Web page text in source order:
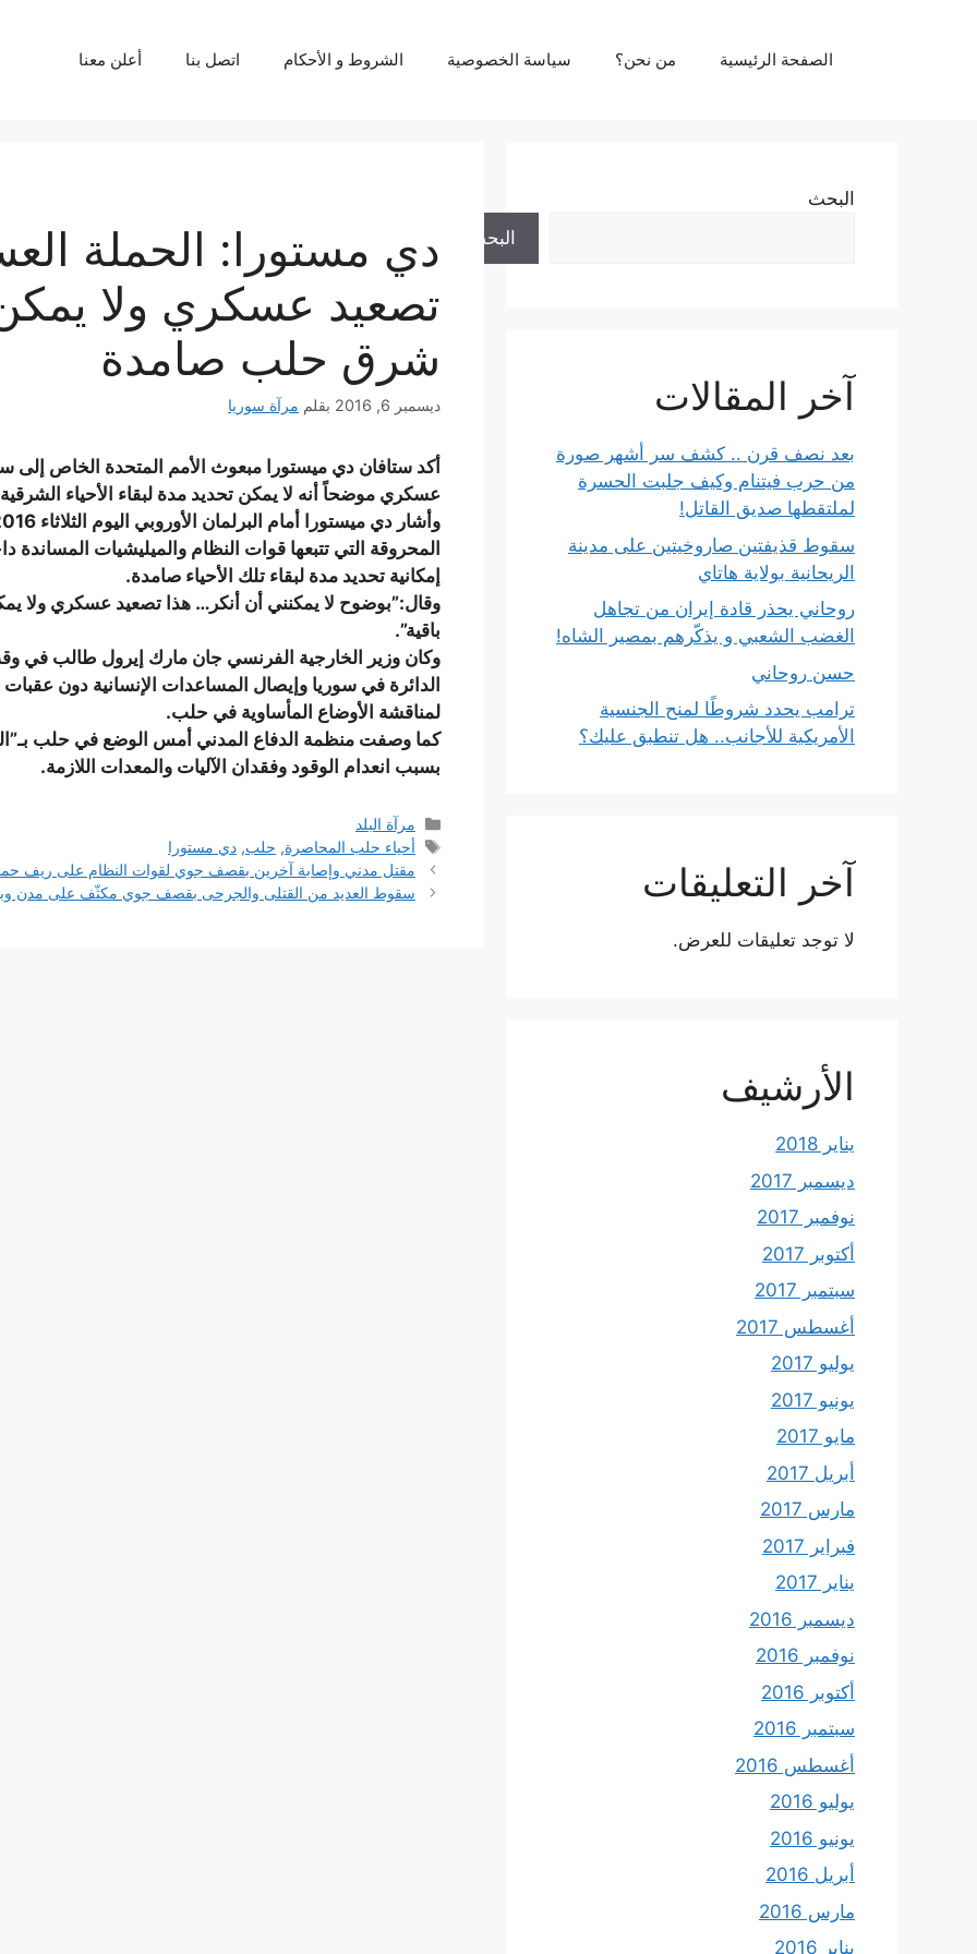
الصفحة الرئيسية من نحن؟ سياسة الخصوصية الشروط و الأحكام اتصل بنا أعلن معنا
دي مستورا: الحملة
تصعيد عسكري ولا
شرق حلب صامدة
ديسمبر 6, 2016 بقلم مرآة سوريا
أكد ستافان دي ميستورا مبعوث الأمم المتحدة الخاص
عسكري موضحاً أنه لا يمكن تحديد مدة لبقاء الأحياء
المحروقة التي تتبعها قوات النظام والميليشيات المساندة
إمكانية تحديد مدة لبقاء تلك الأحياء صامدة.
وقال:”بوضوح لا يمكنني أن أنكر… هذا تصعيد عسكري
باقية”.
وكان وزير الخارجية الفرنسي جان مارك إيرول طالب في
الدائرة في سوريا وإيصال المساعدات الإنسانية دون
لمناقشة الأوضاع المأساوية في حلب.
كما وصفت منظمة الدفاع المدني أمس الوضع في حلب
بسبب انعدام الوقود وفقدان الآليات والمعدات اللازمة.
التصنيفات
مرآة البلد
الوسوم
أحياء حلب المحاصرة, حلب,دي مستورا
مقتل مدني وإصابة آخرين بقصف جوي لقوات النظام على ريف
سقوط العديد من القتلى والجرحى بقصف جوي مكثّف على مدن
البحث
البحث
آخر المقالات
بعد نصف قرن .. كشف سر أشهر صورة
من حرب فيتنام وكيف جلبت الحسرة
لملتقطها صديق القاتل!
سقوط قذيفتين صاروخيتين على مدينة
الريحانية بولاية هاتاي
روحاني يحذر قادة إيران من تجاهل
الغضب الشعبي و يذكّرهم بمصير الشاه!
حسن روحاني
ترامب يحدد شروطًا لمنح الجنسية
الأمريكية للأجانب.. هل تنطبق عليك؟
آخر التعليقات
لا توجد تعليقات للعرض.
الأرشيف
يناير 2018
ديسمبر 2017
نوفمبر 2017
أكتوبر 2017
سبتمبر 2017
أغسطس 2017
يوليو 2017
يونيو 2017
مايو 2017
أبريل 2017
مارس 2017
فبراير 2017
يناير 2017
ديسمبر 2016
نوفمبر 2016
أكتوبر 2016
سبتمبر 2016
أغسطس 2016
يوليو 2016
يونيو 2016
أبريل 2016
مارس 2016
يناير 2016